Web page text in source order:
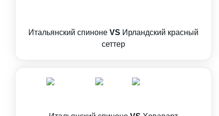
Итальянский спиноне VS Ирландский красный
сеттер